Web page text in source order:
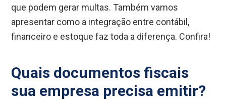
que podem gerar multas. Também vamos
apresentar como a integração entre contábil,
financeiro e estoque faz toda a diferença. Confira!
Quais documentos fiscais
sua empresa precisa emitir?